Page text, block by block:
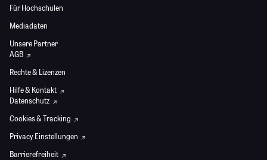
Für Hochschulen
Mediadaten
Unsere Partner
AGB
Rechte & Lizenzen
Hilfe & Kontakt
Datenschutz
Cookies & Tracking
Privacy Einstellungen
Barrierefreiheit